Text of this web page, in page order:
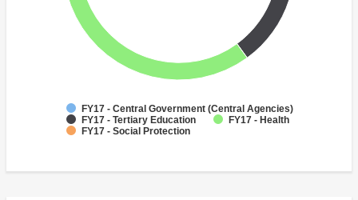
FY17 - Central Government (Central Agencies)
FY17 - Tertiary Education
FY17 - Health
FY17 - Social Protection